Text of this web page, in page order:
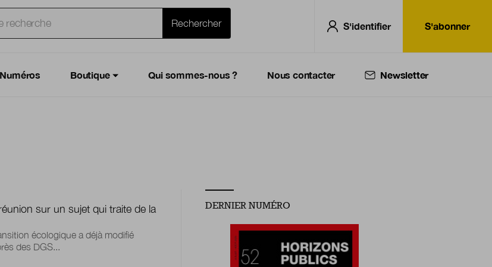
S'identifier S'abonner
Numéros Boutique Qui sommes-nous ? Nous contacter Newsletter
sur un sujet qui traite de la
écologique a déjà modifié
des DGS...
DERNIER NUMÉRO